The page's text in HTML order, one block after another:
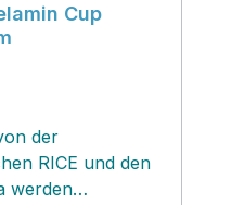
Cup
der
RICE und den
werden